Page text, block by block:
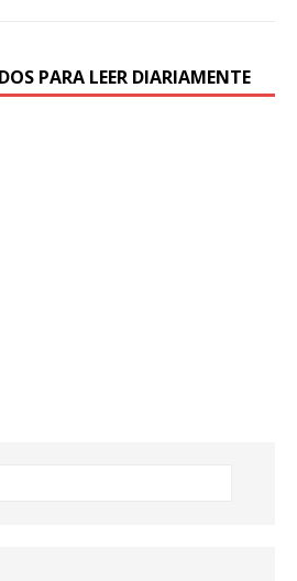
PARA LEER DIARIAMENTE